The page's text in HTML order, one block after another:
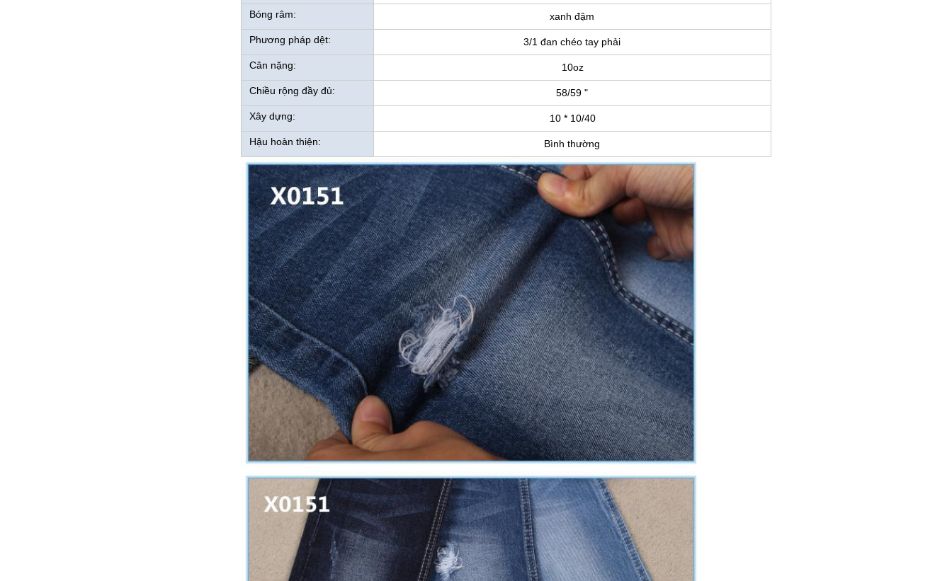
Bóng râm: xanh đậm
Phương pháp dệt: 3/1 đan chéo tay phải
Cân nặng: 10oz
Chiều rộng đầy đủ: 58/59 "
Xây dựng: 10 * 10/40
Hậu hoàn thiện: Bình thường